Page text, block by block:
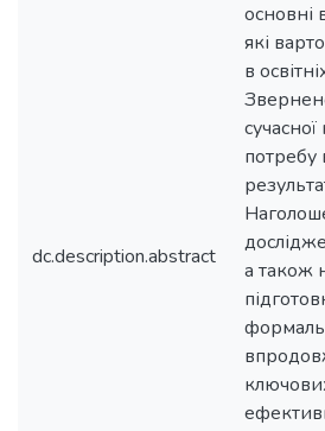
dc.description.abstract
основні
які
в
потребу
а також